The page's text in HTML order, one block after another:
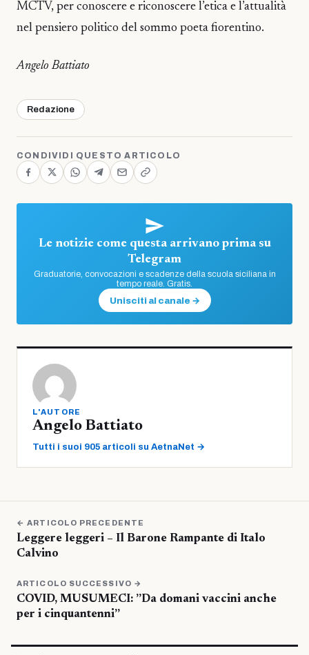
MCTV, per conoscere e riconoscere l’etica e l’attualità
nel pensiero politico del sommo poeta fiorentino.
Angelo Battiato
Redazione
CONDIVIDI QUESTO ARTICOLO
Le notizie come questa arrivano prima su
Telegram
Graduatorie, convocazioni e scadenze della scuola siciliana in
tempo reale. Gratis.
Unisciti al canale →
L'AUTORE
Angelo Battiato
Tutti i suoi 905 articoli su AetnaNet →
← ARTICOLO PRECEDENTE
Leggere leggeri – Il Barone Rampante di Italo
Calvino
ARTICOLO SUCCESSIVO →
COVID, MUSUMECI: ”Da domani vaccini anche
per i cinquantenni”